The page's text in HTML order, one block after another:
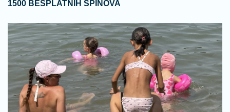
1500 BESPLATNIH SPINOVA